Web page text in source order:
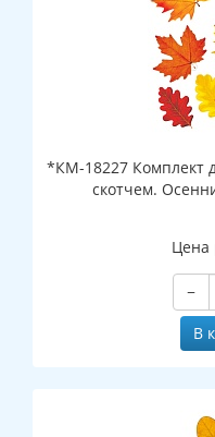
*КМ-18227 Комплект
скотчем.
Цена
−
В